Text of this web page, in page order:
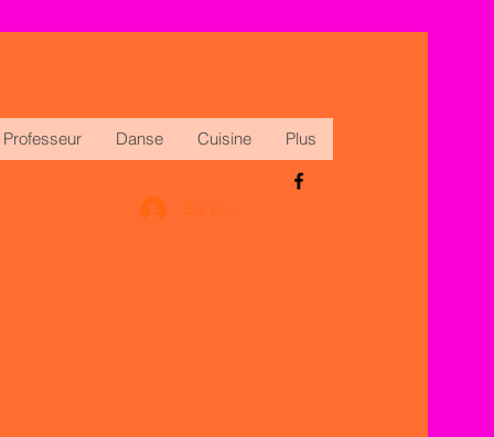
Professeur Danse Cuisine Plus
Se connecter